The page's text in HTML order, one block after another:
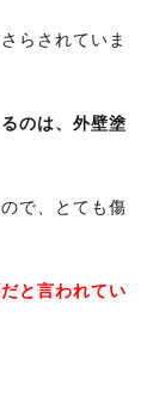
らされていま
のは、 外壁塗
で、とても傷
と言われてい